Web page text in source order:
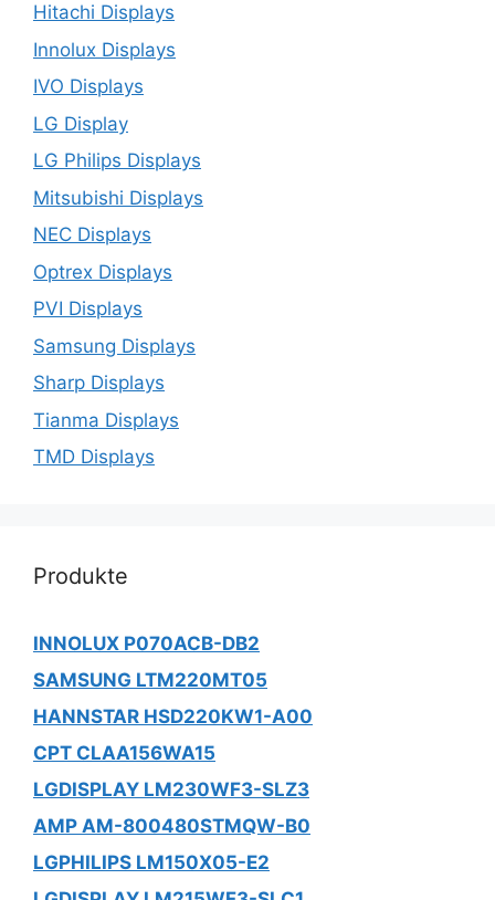
Hitachi Displays
Innolux Displays
IVO Displays
LG Display
LG Philips Displays
Mitsubishi Displays
NEC Displays
Optrex Displays
PVI Displays
Samsung Displays
Sharp Displays
Tianma Displays
TMD Displays
Produkte
INNOLUX P070ACB-DB2
SAMSUNG LTM220MT05
HANNSTAR HSD220KW1-A00
CPT CLAA156WA15
LGDISPLAY LM230WF3-SLZ3
AMP AM-800480STMQW-B0
LGPHILIPS LM150X05-E2